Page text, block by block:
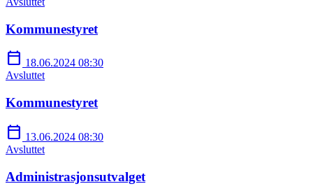
Kommunestyret
calendar_today 18.06.2024 08:30
Avsluttet
Kommunestyret
calendar_today 13.06.2024 08:30
Avsluttet
Administrasjonsutvalget